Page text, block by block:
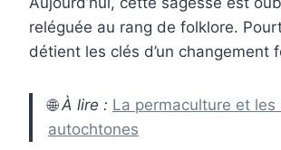
reléguée au rang de folklore.
détient les clés d’un changement
🌐À lire : La permaculture et les
autochtones